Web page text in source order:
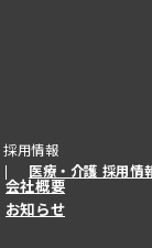
採用情報
医療・介護 採用情
会社概要
お知らせ